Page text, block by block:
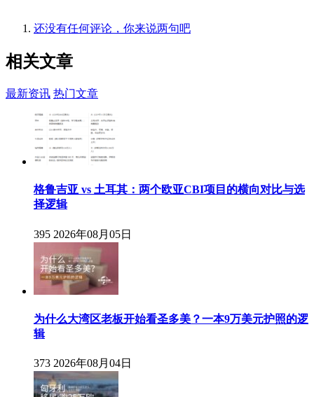
还没有任何评论，你来说两句吧
相关文章
最新资讯 热门文章
格鲁吉亚 vs 土耳其：两个欧亚CBI项目的横向对比与选
择逻辑
395 2026年08月05日
为什么大湾区老板开始看圣多美？一本9万美元护照的逻
辑
373 2026年08月04日